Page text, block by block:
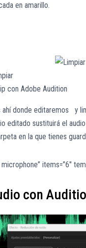
en amarillo.
con Adobe Audition
donde editaremos y
editado sustituirá el
en la que tienes
items=”6″
con